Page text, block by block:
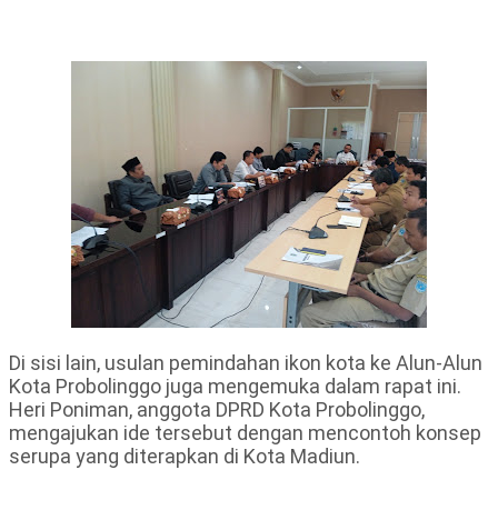
Di sisi lain, usulan pemindahan ikon kota ke Alun-Alun
Kota Probolinggo juga mengemuka dalam rapat ini.
Heri Poniman, anggota DPRD Kota Probolinggo,
mengajukan ide tersebut dengan mencontoh konsep
serupa yang diterapkan di Kota Madiun.